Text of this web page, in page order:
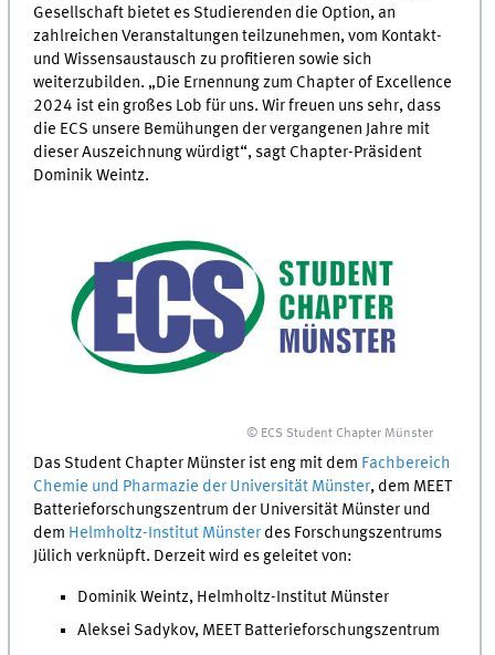
Gesellschaft bietet es Studierenden die Option, an
zahlreichen Veranstaltungen teilzunehmen, vom Kontakt-
und Wissensaustausch zu profitieren sowie sich
weiterzubilden. „Die Ernennung zum Chapter of Excellence
2024 ist ein großes Lob für uns. Wir freuen uns sehr, dass
die ECS unsere Bemühungen der vergangenen Jahre mit
dieser Auszeichnung würdigt“, sagt Chapter-Präsident
Dominik Weintz.
© ECS Student Chapter Münster
Das Student Chapter Münster ist eng mit dem Fachbereich
Chemie und Pharmazie der Universität Münster, dem MEET
Batterieforschungszentrum der Universität Münster und
dem Helmholtz-Institut Münster des Forschungszentrums
Jülich verknüpft. Derzeit wird es geleitet von:
Dominik Weintz, Helmholtz-Institut Münster
Aleksei Sadykov, MEETBatterieforschungszentrum